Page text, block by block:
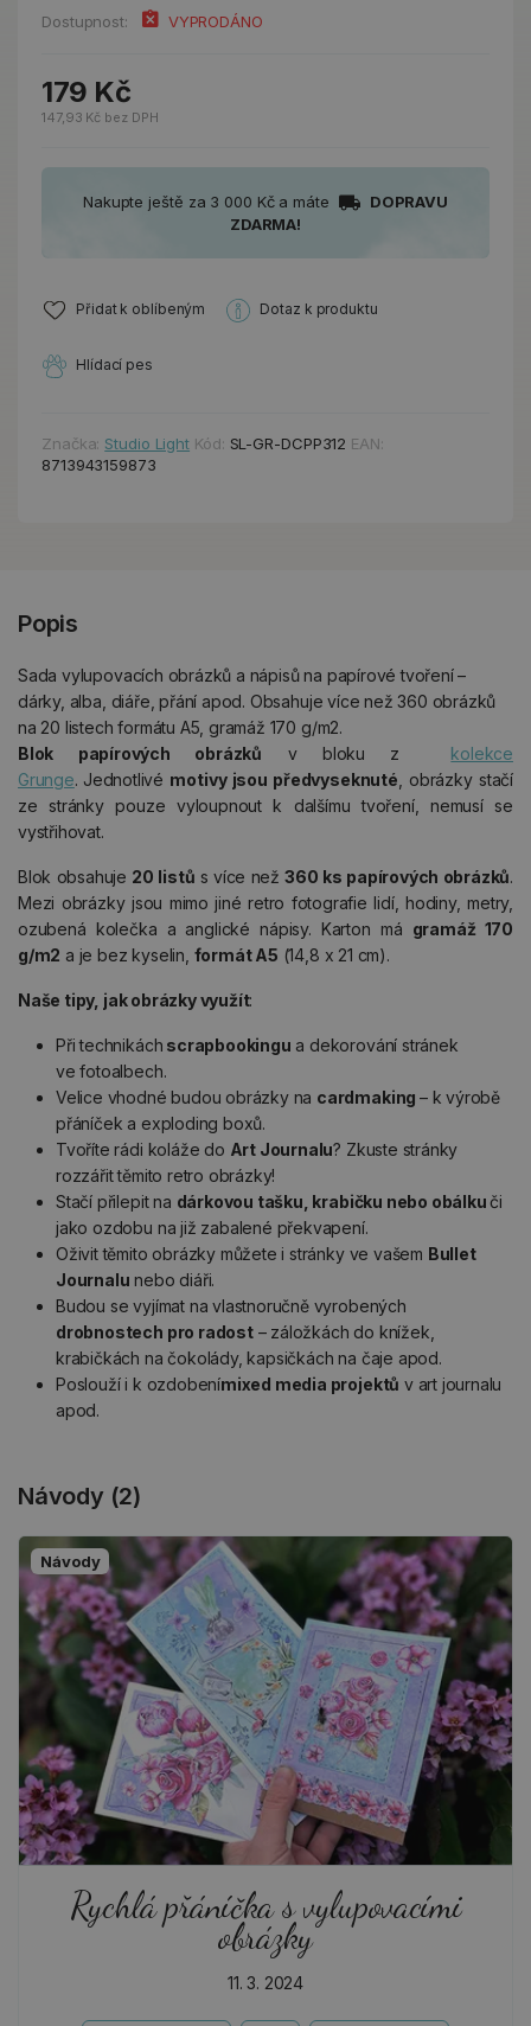
Dostupnost: VYPRODÁNO
179 Kč
147,93 Kč bez DPH
Nakupte ještě za 3 000 Kč a máte
DOPRAVU
ZDARMA!
Přidat k oblíbeným Dotaz k produktu
Hlídací pes
Značka: Studio Light Kód: SL-GR-DCPP312 EAN:
8713943159873
Popis
Sada vylupovacích obrázků a nápisů na papírové tvoření –
dárky, alba, diáře, přání apod. Obsahuje více než 360 obrázků
na 20 listech formátu A5, gramáž 170 g/m2.
Blok papírových obrázků v bloku z kolekce
Grunge. Jednotlivé motivy jsou předvyseknuté , obrázky stačí
ze stránky pouze vyloupnout k dalšímu tvoření, nemusí se
vystřihovat.
Blok obsahuje 20 listů s více než360 ks papírových obrázků.
Mezi obrázky jsou mimo jiné retro fotografie lidí, hodiny, metry,
ozubená kolečka a anglické nápisy. Karton má gramáž 170
g/m2 a je bez kyselin, formát A5 (14,8 x 21 cm).
Naše tipy, jak obrázky využít:
Při technikách scrapbookingu a dekorování stránek
ve fotoalbech.
Velice vhodné budou obrázky na cardmaking – k výrobě
přáníček a exploding boxů.
Tvoříte rádi koláže do Art Journalu? Zkuste stránky
rozzářit těmito retro obrázky!
Stačí přilepit na dárkovou tašku, krabičku nebo obálkuči
jako ozdobu na již zabalené překvapení.
Oživit těmito obrázky můžete i stránky ve vašem Bullet
Journalu nebo diáři.
Budou se vyjímat na vlastnoručně vyrobených
drobnostech pro radost– záložkách do knížek,
krabičkách na čokolády, kapsičkách na čaje apod.
Poslouží i k ozdobenímixed media projektů v art journalu
apod.
Návody (2)
Návody
Rychlá přáníčka s vylupovacími
obrázky
11. 3. 2024